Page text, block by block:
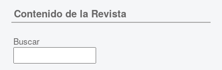
Contenido de la Revista
Buscar